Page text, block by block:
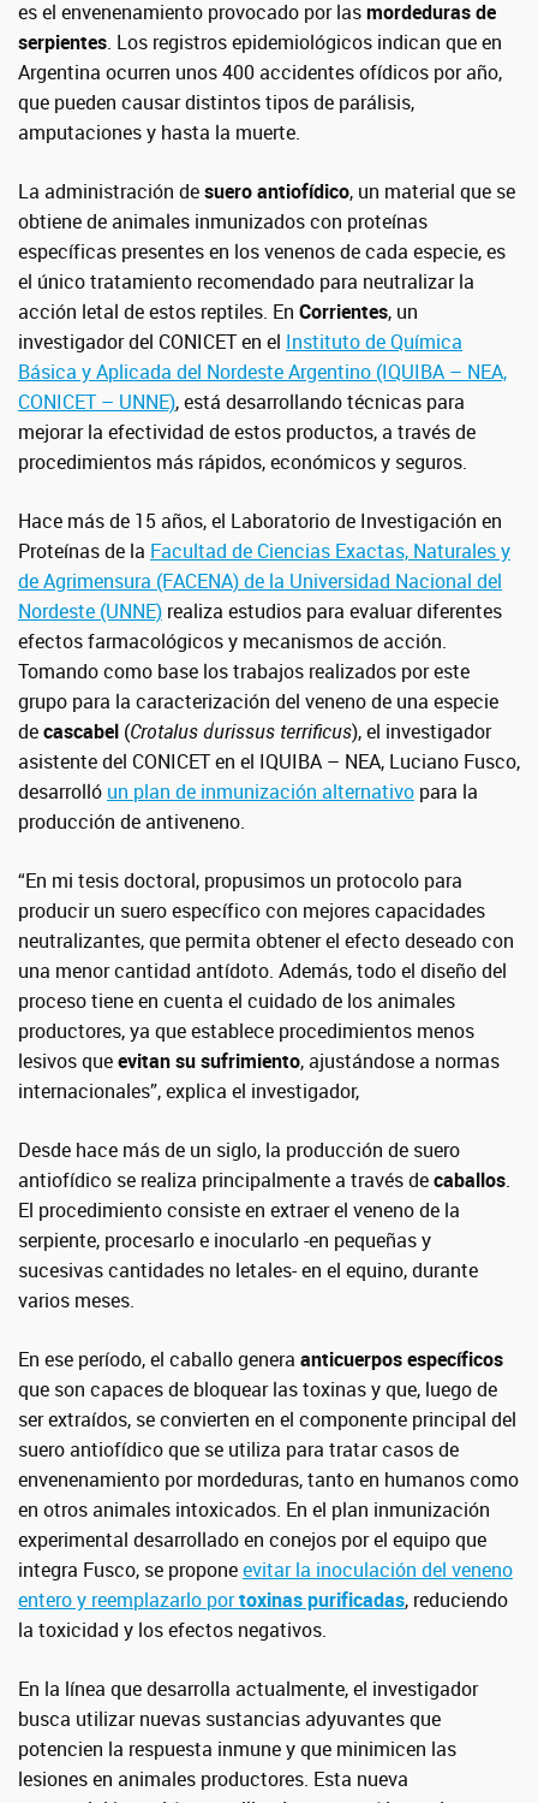
es el envenenamiento provocado por lasmordeduras de
serpientes. Los registros epidemiológicos indican que en
Argentina ocurren unos 400 accidentes ofídicos por año,
que pueden causar distintos tipos de parálisis,
amputaciones y hasta la muerte.
La administración desuero antiofídico, un material que se
obtiene de animales inmunizados con proteínas
específicas presentes en los venenos de cada especie, es
el único tratamiento recomendado para neutralizar la
acción letal de estos reptiles. En Corrientes, un
investigador del CONICET en el Instituto de Química
Básica y Aplicada del Nordeste Argentino (IQUIBA – NEA,
CONICET – UNNE), está desarrollando técnicas para
mejorar la efectividad de estos productos, a través de
procedimientos más rápidos, económicos y seguros.
Hace más de 15 años, el Laboratorio de Investigación en
Proteínas de la Facultad de Ciencias Exactas, Naturales y
de Agrimensura (FACENA) de la Universidad Nacional del
Nordeste (UNNE) realiza estudios para evaluar diferentes
efectos farmacológicos y mecanismos de acción.
Tomando como base los trabajos realizados por este
grupo para la caracterización del veneno de una especie
decascabel (Crotalus durissus terrificus), el investigador
asistente del CONICET en el IQUIBA – NEA, Luciano Fusco,
desarrolló un plan de inmunización alternativo para la
producción de antiveneno.
“En mi tesis doctoral, propusimos un protocolo para
producir un suero específico con mejores capacidades
neutralizantes, que permita obtener el efecto deseado con
una menor cantidad antídoto. Además, todo el diseño del
proceso tiene en cuenta el cuidado de los animales
productores, ya que establece procedimientos menos
lesivos queevitan su sufrimiento, ajustándose a normas
internacionales”, explica el investigador,
Desde hace más de un siglo, la producción de suero
antiofídico se realiza principalmente a través decaballos.
El procedimiento consiste en extraer el veneno de la
serpiente, procesarlo e inocularlo -en pequeñas y
sucesivas cantidades no letales- en el equino, durante
varios meses.
En ese período, el caballo genera anticuerpos específicos
que son capaces de bloquear las toxinas y que, luego de
ser extraídos, se convierten en el componente principal del
suero antiofídico que se utiliza para tratar casos de
envenenamiento por mordeduras, tanto en humanos como
en otros animales intoxicados. En el plan inmunización
experimental desarrollado en conejos por el equipo que
integra Fusco, se proponeevitar la inoculación del veneno
entero y reemplazarlo portoxinas purificadas, reduciendo
la toxicidad y los efectos negativos.
En la línea que desarrolla actualmente, el investigador
busca utilizar nuevas sustancias adyuvantes que
potencien la respuesta inmune y que minimicen las
lesiones en animales productores. Esta nueva